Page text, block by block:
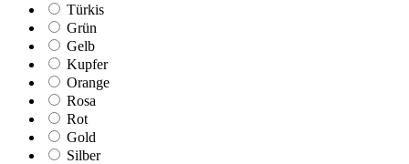
Türkis
Grün
Gelb
Kupfer
Orange
Rosa
Rot
Gold
Silber